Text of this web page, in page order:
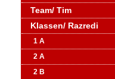
Team/ Tim
Klassen/ Razredi
1 A
2 A
2 B